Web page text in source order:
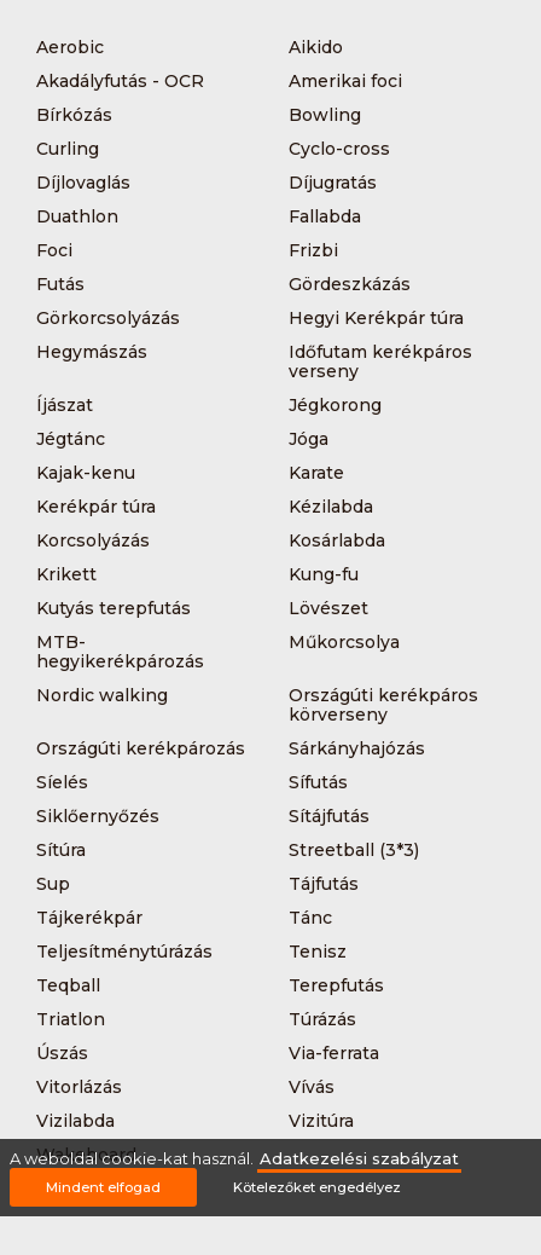
Aerobic
Aikido
Akadályfutás - OCR
Amerikai foci
Bírkózás
Bowling
Curling
Cyclo-cross
Díjlovaglás
Díjugratás
Duathlon
Fallabda
Foci
Frizbi
Futás
Gördeszkázás
Görkorcsolyázás
Hegyi Kerékpár túra
Hegymászás
Időfutam kerékpáros
verseny
Íjászat
Jégkorong
Jégtánc
Jóga
Kajak-kenu
Karate
Kerékpár túra
Kézilabda
Korcsolyázás
Kosárlabda
Krikett
Kung-fu
Kutyás terepfutás
Lövészet
MTB-
hegyikerékpározás
Műkorcsolya
Nordic walking
Országúti kerékpáros
körverseny
Országúti kerékpározás
Sárkányhajózás
Síelés
Sífutás
Siklőernyőzés
Sítájfutás
Sítúra
Streetball (3*3)
Sup
Tájfutás
Tájkerékpár
Tánc
Teljesítménytúrázás
Tenisz
Teqball
Terepfutás
Triatlon
Túrázás
Úszás
Via-ferrata
Vitorlázás
Vívás
Vizilabda
Vizitúra
Wakeboard
A weboldal cookie-kat használ. Adatkezelési szabályzat
Mindent elfogad Kötelezőket engedélyez